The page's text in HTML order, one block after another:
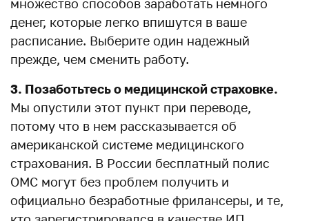
множество способов заработать немного
денег, которые легко впишутся в ваше
расписание. Выберите один надежный
прежде, чем сменить работу.
3. Позаботьтесь о медицинской страховке.
Мы опустили этот пункт при переводе,
потому что в нем рассказывается об
американской системе медицинского
страхования. В России бесплатный полис
ОМС могут без проблем получить и
официально безработные фрилансеры, и те,